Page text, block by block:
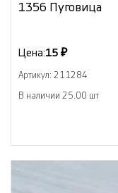
1356 Пуговица
Цена:15 ₽
Артикул: 211284
В наличии 25.00 шт